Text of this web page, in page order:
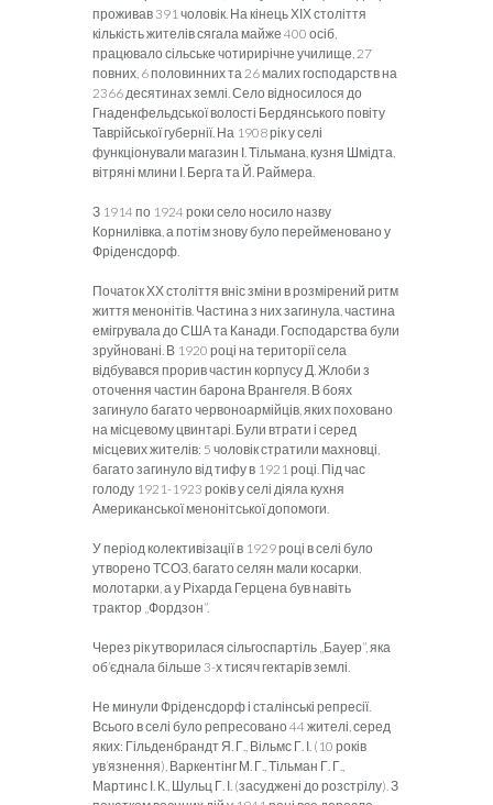
проживав 391 чоловік. На кінець ХІХ століття
кількість жителів сягала майже 400 осіб,
працювало сільське чотирирічне училище, 27
повних, 6 половинних та 26 малих господарств на
2366 десятинах землі. Село відносилося до
Гнаденфельдської волості Бердянського повіту
Таврійської губернії. На 1908 рік у селі
функціонували магазин І. Тільмана, кузня Шмідта,
вітряні млини І. Берга та Й. Раймера.
З 1914 по 1924 роки село носило назву
Корнилівка, а потім знову було перейменовано у
Фріденсдорф.
Початок ХХ століття вніс зміни в розмірений ритм
життя менонітів. Частина з них загинула, частина
емігрувала до США та Канади. Господарства були
зруйновані. В 1920 році на території села
відбувався прорив частин корпусу Д. Жлоби з
оточення частин барона Врангеля. В боях
загинуло багато червоноармійців, яких поховано
на місцевому цвинтарі. Були втрати і серед
місцевих жителів: 5 чоловік стратили махновці,
багато загинуло від тифу в 1921 році. Під час
голоду 1921-1923 років у селі діяла кухня
Американської менонітської допомоги.
У період колективізації в 1929 році в селі було
утворено ТСОЗ, багато селян мали косарки,
молотарки, а у Ріхарда Герцена був навіть
трактор „Фордзон”.
Через рік утворилася сільгоспартіль „Бауер”, яка
об’єднала більше 3-х тисяч гектарів землі.
Не минули Фріденсдорф і сталінські репресії.
Всього в селі було репресовано 44 жителі, серед
яких: Гільденбрандт Я. Г., Вільмс Г. І. (10 років
ув’язнення), Варкентінг М. Г., Тільман Г. Г.,
Мартинс І. К., Шульц Г. І. (засуджені до розстрілу). З